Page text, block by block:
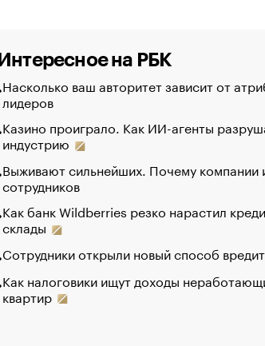
Интересное на РБК
Насколько ваш авторитет зависит от
лидеров
Казино проиграло. Как ИИ-агенты
индустрию
Выживают сильнейших. Почему компании
сотрудников
Как банк Wildberries резко нарастил
склады
Сотрудники открыли новый способ
Как налоговики ищут доходы
квартир